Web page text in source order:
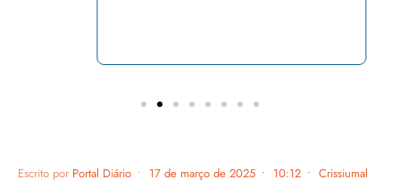
Escrito por Portal Diário • 17 de março de 2025 • 10:12 • Crissiumal